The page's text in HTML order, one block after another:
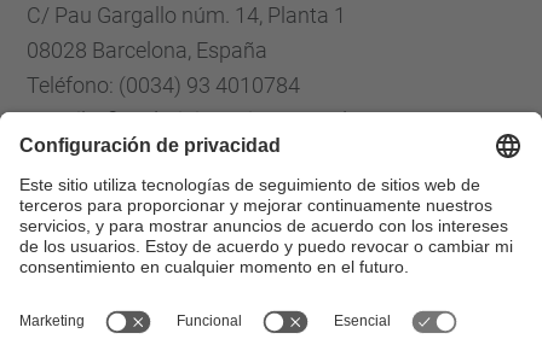
C/ Pau Gargallo núm. 14, Planta 1
08028 Barcelona, España
Teléfono: (0034) 93 4010784
E-mail: cfis.administracio@upc.edu
Formulario de contacto
Lista Redes Sociales